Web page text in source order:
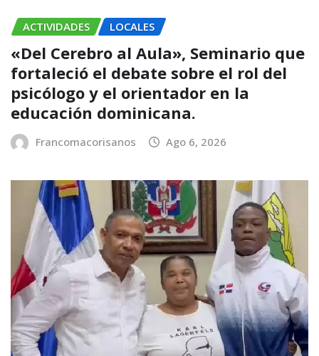
ACTIVIDADES LOCALES
«Del Cerebro al Aula», Seminario que
fortaleció el debate sobre el rol del
psicólogo y el orientador en la
educación dominicana.
Francomacorisanos Ago 6, 2026